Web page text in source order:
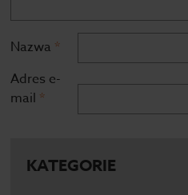
Nazwa *
Adres e-
mail *
KATEGORIE